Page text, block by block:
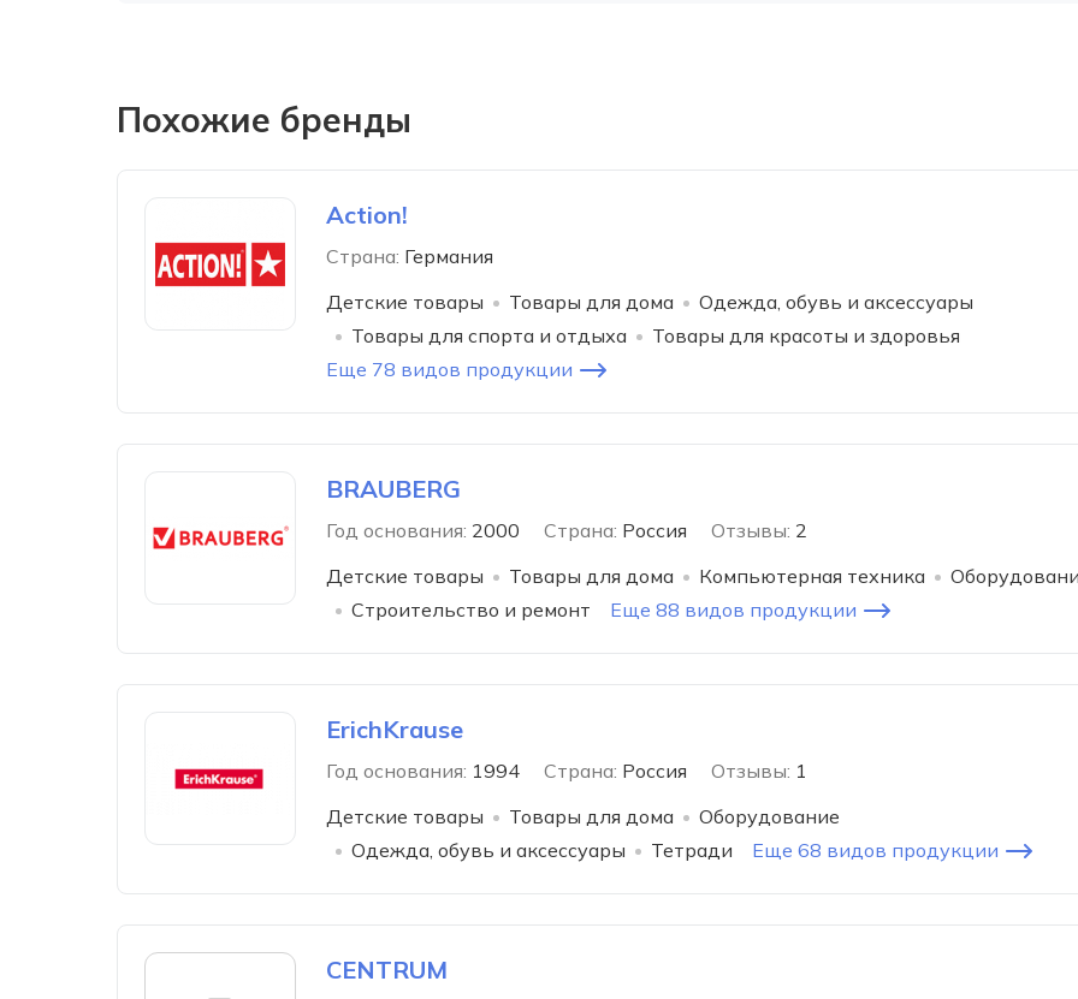
Похожие бренды
Action!
Страна: Германия
Детские товары
Товары для дома
Одежда, обувь и аксессуары
Товары для спорта и отдыха
Товары для красоты и здоровья
Еще 78 видов продукции
BRAUBERG
Год основания: 2000 Страна: Россия Отзывы: 2
Детские товары
Товары для дома Компьютерная техника
Строительство и ремонт
Еще 88 видов продукции
ErichKrause
Год основания: 1994 Страна: Россия Отзывы: 1
Детские товары
Товары для дома
Оборудование
Одежда, обувь и аксессуары
Тетради Еще 68 видов продукции
CENTRUM